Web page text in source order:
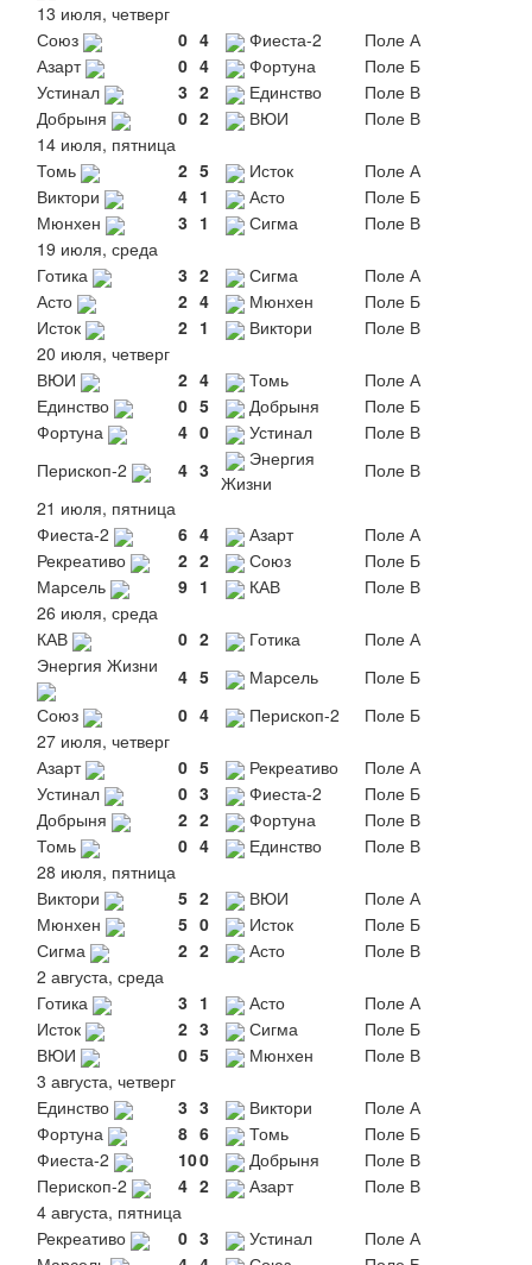
13 июля, четверг
Союз
0 4 Фиеста-2
Поле А
Азарт
0 4 Фортуна
Поле Б
Устинал
3 2 Единство
Поле В
Добрыня
0 2 ВЮИ
Поле В
14 июля, пятница
Томь
2 5 Исток
Поле А
Виктори
4 1 Асто
Поле Б
Мюнхен
3 1 Сигма
Поле В
19 июля, среда
Готика
3 2 Сигма
Поле А
Асто
2 4 Мюнхен
Поле Б
Исток
2 1 Виктори
Поле В
20 июля, четверг
ВЮИ
2 4 Томь
Поле А
Единство
0 5 Добрыня
Поле Б
Фортуна
4 0 Устинал
Поле В
Перископ-2
4 3
Энергия
Жизни
Поле В
21 июля, пятница
Фиеста-2
6 4 Азарт
Поле А
Рекреативо
2 2 Союз
Поле Б
Марсель
9 1 КАВ
Поле В
26 июля, среда
КАВ
0 2 Готика
Поле А
Энергия Жизни
4 5 Марсель
Поле Б
Союз
0 4 Перископ-2
Поле Б
27 июля, четверг
Азарт
0 5 Рекреативо
Поле А
Устинал
0 3 Фиеста-2
Поле Б
Добрыня
2 2 Фортуна
Поле В
Томь
0 4 Единство
Поле В
28 июля, пятница
Виктори
5 2 ВЮИ
Поле А
Мюнхен
5 0 Исток
Поле Б
Сигма
2 2 Асто
Поле В
2 августа, среда
Готика
3 1 Асто
Поле А
Исток
2 3 Сигма
Поле Б
ВЮИ
0 5 Мюнхен
Поле В
3 августа, четверг
Единство
3 3 Виктори
Поле А
Фортуна
8 6 Томь
Поле Б
Фиеста-2
100 Добрыня
Поле В
Перископ-2
4 2 Азарт
Поле В
4 августа, пятница
Рекреативо
0 3 Устинал
Поле А